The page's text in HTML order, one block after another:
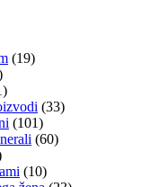
(19)
(33)
(101)
(60)
(10)